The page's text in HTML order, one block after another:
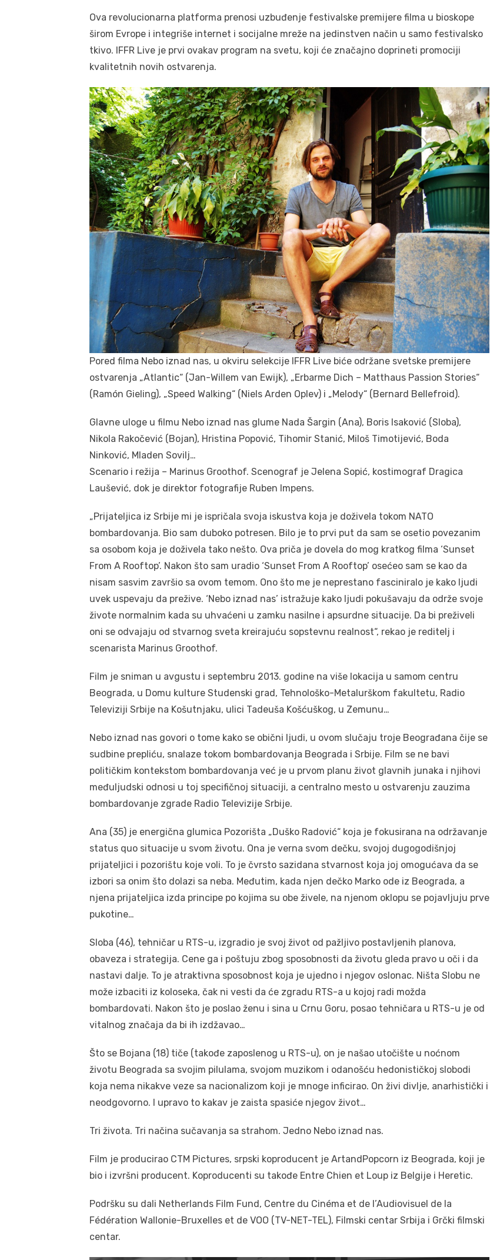
Ova revolucionarna platforma prenosi uzbuđenje festivalske premijere filma u bioskope
širom Evrope i integriše internet i socijalne mreže na jedinstven način u samo festivalsko
tkivo. IFFR Live je prvi ovakav program na svetu, koji će značajno doprineti promociji
kvalitetnih novih ostvarenja.
Pored filma Nebo iznad nas, u okviru selekcije IFFR Live biće održane svetske premijere
ostvarenja „Atlantic“ (Jan-Willem van Ewijk), „Erbarme Dich – Matthaus Passion Stories“
(Ramón Gieling), „Speed Walking“ (Niels Arden Oplev) i „Melody“ (Bernard Bellefroid).
Glavne uloge u filmu Nebo iznad nas glume Nada Šargin (Ana), Boris Isaković (Sloba),
Nikola Rakočević (Bojan), Hristina Popović, Tihomir Stanić, Miloš Timotijević, Boda
Ninković, Mladen Sovilj…
Scenario i režija – Marinus Groothof. Scenograf je Jelena Sopić, kostimograf Dragica
Laušević, dok je direktor fotografije Ruben Impens.
„Prijateljica iz Srbije mi je ispričala svoja iskustva koja je doživela tokom NATO
bombardovanja. Bio sam duboko potresen. Bilo je to prvi put da sam se osetio povezanim
sa osobom koja je doživela tako nešto. Ova priča je dovela do mog kratkog filma ‘Sunset
From A Rooftop’. Nakon što sam uradio ‘Sunset From A Rooftop’ osećeo sam se kao da
nisam sasvim završio sa ovom temom. Ono što me je neprestano fasciniralo je kako ljudi
uvek uspevaju da prežive. ‘Nebo iznad nas’ istražuje kako ljudi pokušavaju da održe svoje
živote normalnim kada su uhvaćeni u zamku nasilne i apsurdne situacije. Da bi preživeli
oni se odvajaju od stvarnog sveta kreirajuću sopstevnu realnost“, rekao je reditelj i
scenarista Marinus Groothof.
Film je sniman u avgustu i septembru 2013. godine na više lokacija u samom centru
Beograda, u Domu kulture Studenski grad, Tehnološko-Metalurškom fakultetu, Radio
Televiziji Srbije na Košutnjaku, ulici Tadeuša Košćuškog, u Zemunu…
Nebo iznad nas govori o tome kako se obični ljudi, u ovom slučaju troje Beograđana čije se
sudbine prepliću, snalaze tokom bombardovanja Beograda i Srbije. Film se ne bavi
političkim kontekstom bombardovanja već je u prvom planu život glavnih junaka i njihovi
međuljudski odnosi u toj specifičnoj situaciji, a centralno mesto u ostvarenju zauzima
bombardovanje zgrade Radio Televizije Srbije.
Ana (35) je energična glumica Pozorišta „Duško Radović“ koja je fokusirana na održavanje
status quo situacije u svom životu. Ona je verna svom dečku, svojoj dugogodišnjoj
prijateljici i pozorištu koje voli. To je čvrsto sazidana stvarnost koja joj omogućava da se
izbori sa onim što dolazi sa neba. Međutim, kada njen dečko Marko ode iz Beograda, a
njena prijateljica izda principe po kojima su obe živele, na njenom oklopu se pojavljuju prve
pukotine…
Sloba (46), tehničar u RTS-u, izgradio je svoj život od pažljivo postavljenih planova,
obaveza i strategija. Cene ga i poštuju zbog sposobnosti da životu gleda pravo u oči i da
nastavi dalje. To je atraktivna sposobnost koja je ujedno i njegov oslonac. Ništa Slobu ne
može izbaciti iz koloseka, čak ni vesti da će zgradu RTS-a u kojoj radi možda
bombardovati. Nakon što je poslao ženu i sina u Crnu Goru, posao tehničara u RTS-u je od
vitalnog značaja da bi ih izdžavao…
Što se Bojana (18) tiče (takođe zaposlenog u RTS-u), on je našao utočište u noćnom
životu Beograda sa svojim pilulama, svojom muzikom i odanošću hedonističkoj slobodi
koja nema nikakve veze sa nacionalizom koji je mnoge inficirao. On živi divlje, anarhistički i
neodgovorno. I upravo to kakav je zaista spasiće njegov život…
Tri života. Tri načina sučavanja sa strahom. Jedno Nebo iznad nas.
Film je producirao CTM Pictures, srpski koproducent je ArtandPopcorn iz Beograda, koji je
bio i izvršni producent. Koproducenti su takođe Entre Chien et Loup iz Belgije i Heretic.
Podršku su dali Netherlands Film Fund, Centre du Cinéma et de l’Audiovisuel de la
Fédération Wallonie-Bruxelles et de VOO (TV-NET-TEL), Filmski centar Srbija i Grčki filmski
centar.